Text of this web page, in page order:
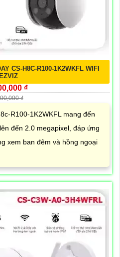
CS-H8C-R100-1K2WKFL WIFI
EZVIZ
₫
₫
R100-1K2WKFL mang đến
đến 2.0 megapixel, đáp ứng
xem ban đêm và hồng ngoại